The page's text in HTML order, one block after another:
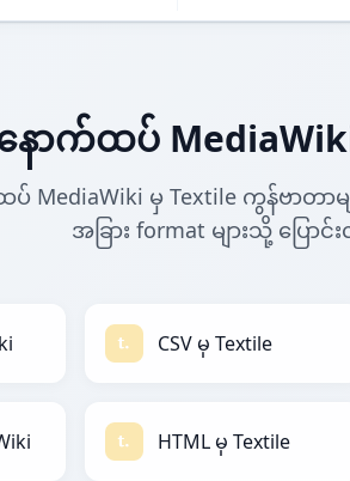
ောက်ထပ်
MediaWiki မှ Textile ကွန်ဗာတာမ
အခြား format များသို့ ပြေ
CSV မှ Textile
HTML မှ Textile